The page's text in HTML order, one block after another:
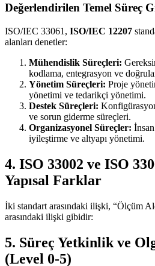
Değerlendirilen Temel Süreç
ISO/IEC 33061, ISO/IEC 12207
alanları denetler:
Mühendislik Süreçleri:
kodlama, entegrasyon ve
Yönetim Süreçleri: Proje
yönetimi ve tedarikçi yönetimi.
Destek Süreçleri:
ve sorun giderme süreçleri.
Organizasyonel Süreçler:
iyileştirme ve altyapı yönetimi.
4. ISO 33002 ve ISO
Yapısal Farklar
İki standart arasındaki ilişki, “Ölçüm
arasındaki ilişki gibidir:
5. Süreç Yetkinlik ve
(Level 0-5)